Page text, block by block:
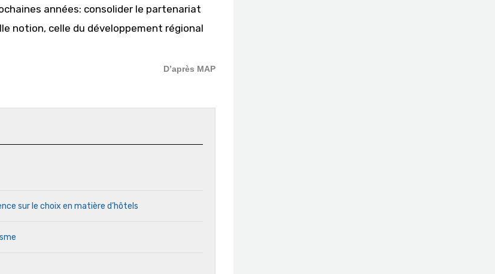
années: consolider le partenariat
notion, celle du développement régional
D’après MAP
sur le choix en matière d’hôtels